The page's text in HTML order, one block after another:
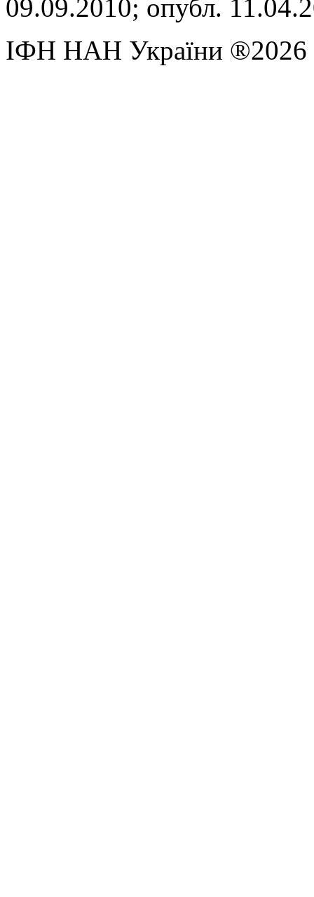
09.09.2010; опубл.
ІФН НАН України ®2026